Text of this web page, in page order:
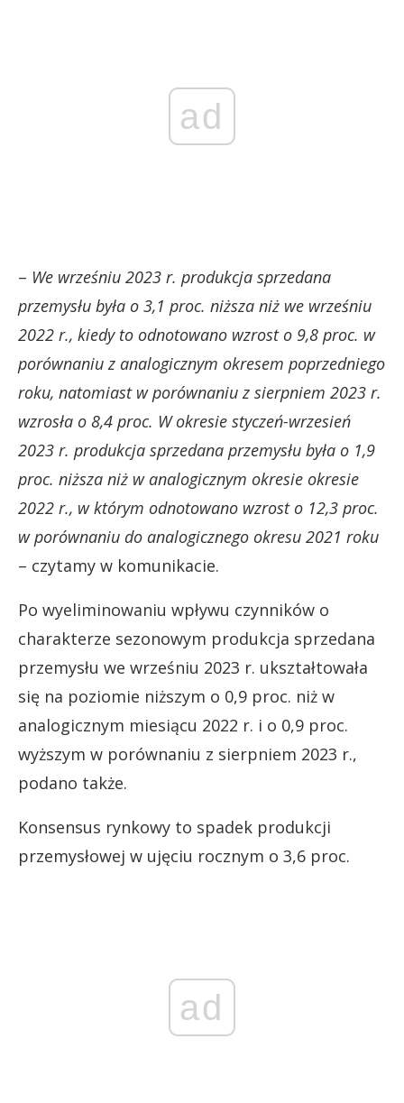
ad
– We wrześniu 2023 r. produkcja sprzedana
przemysłu była o 3,1 proc. niższa niż we wrześniu
2022 r., kiedy to odnotowano wzrost o 9,8 proc. w
porównaniu z analogicznym okresem poprzedniego
roku, natomiast w porównaniu z sierpniem 2023 r.
wzrosła o 8,4 proc. W okresie styczeń-wrzesień
2023 r. produkcja sprzedana przemysłu była o 1,9
proc. niższa niż w analogicznym okresie okresie
2022 r., w którym odnotowano wzrost o 12,3 proc.
w porównaniu do analogicznego okresu 2021 roku
– czytamy w komunikacie.
Po wyeliminowaniu wpływu czynników o
charakterze sezonowym produkcja sprzedana
przemysłu we wrześniu 2023 r. ukształtowała
się na poziomie niższym o 0,9 proc. niż w
analogicznym miesiącu 2022 r. i o 0,9 proc.
wyższym w porównaniu z sierpniem 2023 r.,
podano także.
Konsensus rynkowy to spadek produkcji
przemysłowej w ujęciu rocznym o 3,6 proc.
ad